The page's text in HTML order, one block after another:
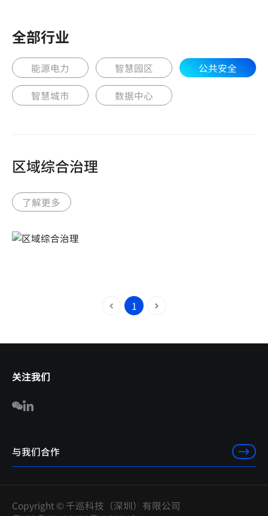
全部行业
能源电力 智慧园区 公共安全
智慧城市 数据中心
区域综合治理
了解更多
1
关注我们
与我们合作
Copyright © 千巡科技（深圳）有限公司